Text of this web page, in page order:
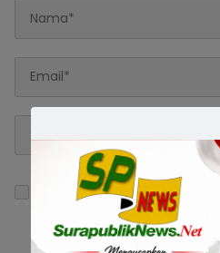
Simpan nama, email, dan
peramban ini untuk